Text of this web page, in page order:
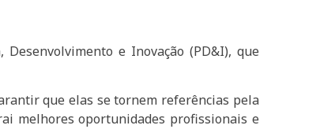
e Inovação (PD&I), que
que elas se tornem referências pela
melhores oportunidades profissionais e